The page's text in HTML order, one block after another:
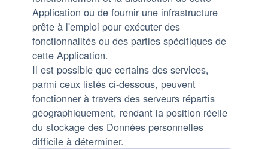
Application ou de fournir une infrastructure
prête à l'emploi pour exécuter des
fonctionnalités ou des parties spécifiques de
cette Application.
Il est possible que certains des services,
parmi ceux listés ci-dessous, peuvent
fonctionner à travers des serveurs répartis
géographiquement, rendant la position réelle
du stockage des Données personnelles
difficile à déterminer.